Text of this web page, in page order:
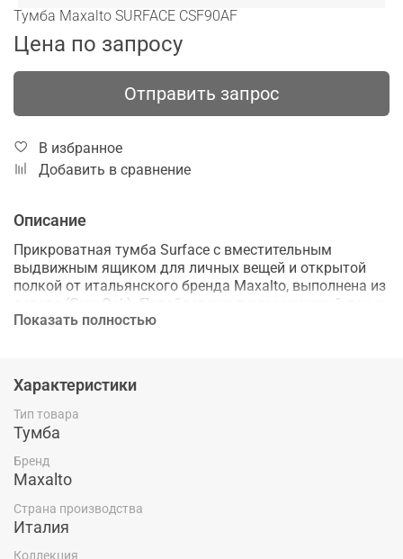
Тумба Maxalto SURFACE CSF90AF
Цена по запросу
Отправить запрос
В избранное
Добавить в сравнение
Описание
Прикроватная тумба Surface с вместительным
выдвижным ящиком для личных вещей и открытой
полкой от итальянского бренда Maxalto, выполнена из
дерева (Grey Oak). Подойдет как в классический, так и
в современный интерьер спальни и гостиной. Отлично
Показать полностью
Характеристики
Тип товара
Тумба
Бренд
Maxalto
Страна производства
Италия
Коллекция